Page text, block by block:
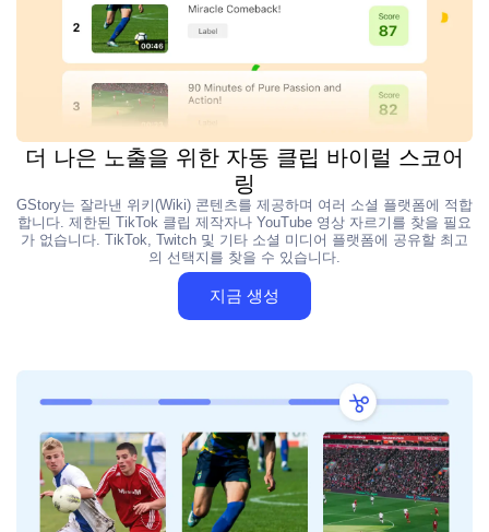
더 나은 노출을 위한 자동 클립 바이럴 스코어
링
GStory는 잘라낸 위키(Wiki) 콘텐츠를 제공하며 여러 소셜 플랫폼에 적합
합니다. 제한된 TikTok 클립 제작자나 YouTube 영상 자르기를 찾을 필요
가 없습니다. TikTok, Twitch 및 기타 소셜 미디어 플랫폼에 공유할 최고
의 선택지를 찾을 수 있습니다.
지금 생성